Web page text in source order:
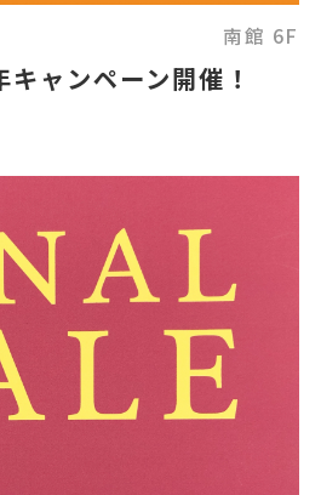
南館 6F
キャンペーン開催！